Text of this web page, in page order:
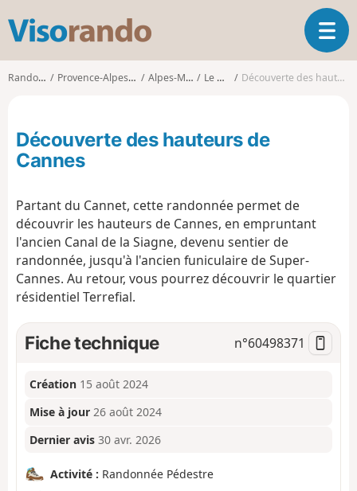
s
o
d
O
u
i
n
Randonnées Provence-Alpes-Côte d'Azur Alpes-Maritimes Le Cannet Découverte des hauteurs de Cannes
Découverte des hauteurs de
Cannes
Partant du Cannet, cette randonnée permet de
découvrir les hauteurs de Cannes, en empruntant
l'ancien Canal de la Siagne, devenu sentier de
randonnée, jusqu'à l'ancien funiculaire de Super-
Cannes. Au retour, vous pourrez découvrir le quartier
résidentiel Terrefial.
Fiche technique n°60498371
Création 15 août 2024
Mise à jour 26 août 2024
Dernier avis 30 avr. 2026
Activité : Randonnée Pédestre